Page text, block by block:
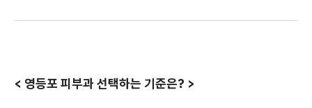
< 영등포 피부과 선택하는 기준은? >